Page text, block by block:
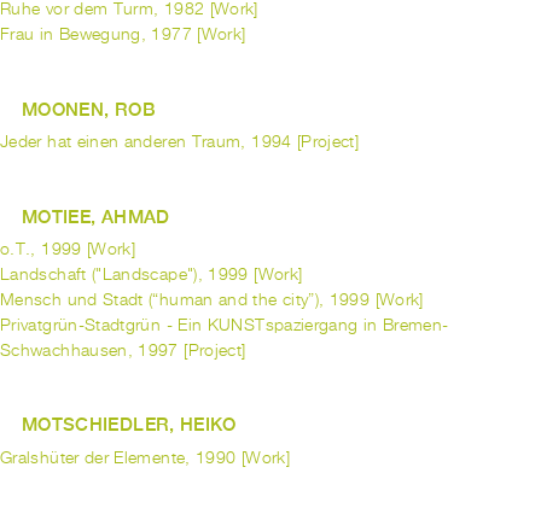
Ruhe vor dem Turm, 1982 [Work]
Frau in Bewegung, 1977 [Work]
MOONEN, ROB
Jeder hat einen anderen Traum, 1994 [Project]
MOTIEE, AHMAD
o.T., 1999 [Work]
Landschaft ("Landscape"), 1999 [Work]
Mensch und Stadt (“human and the city”), 1999 [Work]
Privatgrün-Stadtgrün - Ein KUNSTspaziergang in Bremen-
Schwachhausen, 1997 [Project]
MOTSCHIEDLER, HEIKO
Gralshüter der Elemente, 1990 [Work]